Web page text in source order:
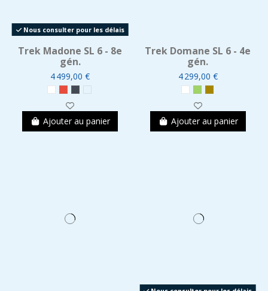
Nous consulter pour les délais
Trek Madone SL 6 - 8e
gén.
4 499,00 €
Ajouter au panier
Trek Domane SL 6 - 4e
gén.
4 299,00 €
Ajouter au panier